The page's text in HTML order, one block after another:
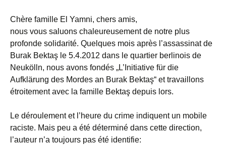
Chère famille El Yamni, chers amis,
nous vous saluons chaleureusement de notre plus
profonde solidarité. Quelques mois après l’assassinat de
Burak Bektaş le 5.4.2012 dans le quartier berlinois de
Neukölln, nous avons fondés „L’Initiative für die
Aufklärung des Mordes an Burak Bektaş“ et travaillons
étroitement avec la famille Bektaş depuis lors.
Le déroulement et l’heure du crime indiquent un mobile
raciste. Mais peu a été déterminé dans cette direction,
l’auteur n’a toujours pas été identifie: